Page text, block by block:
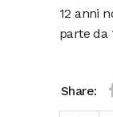
12 anni
parte da
Share: